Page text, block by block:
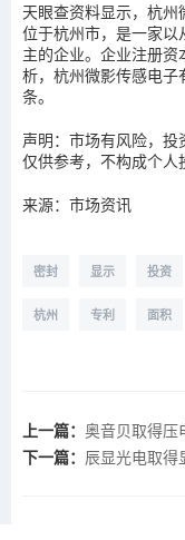
天眼查资料显示，杭州
位于杭州市，是一家以
主的企业。企业注册
析，杭州微影传感电
条。
声明：市场有风险，投
仅供参考，不构成个人
来源：市场资讯
密封 显示 投资
杭州 专利 面积
上一篇： 奥音贝取得压
下一篇： 辰显光电取得